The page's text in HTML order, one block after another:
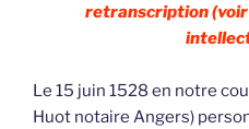
retranscription
Le 15 juin 1528 en notre
Huot notaire Angers)